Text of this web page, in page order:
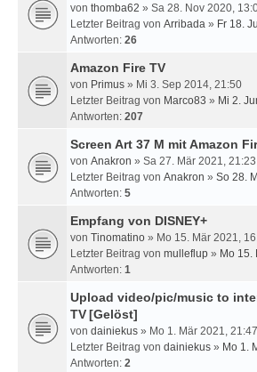
von thomba62 » Sa 28. Nov 2020,
Letzter Beitrag von Arribada » Fr 18.
Antworten: 26
Amazon Fire TV
von Primus » Mi 3. Sep 2014, 21:50
Letzter Beitrag von Marco83 » Mi 2.
Antworten: 207
Screen Art 37 M mit Amazon
von Anakron » Sa 27. Mär 2021, 21:23
Letzter Beitrag von Anakron » So 28.
Antworten: 5
Empfang von DISNEY+
von Tinomatino » Mo 15. Mär 2021,
Letzter Beitrag von mulleflup » Mo 15.
Antworten: 1
Upload video/pic/music to
TV[Gelöst]
von dainiekus » Mo 1. Mär 2021, 21:47
Letzter Beitrag von dainiekus » Mo 1.
Antworten: 2